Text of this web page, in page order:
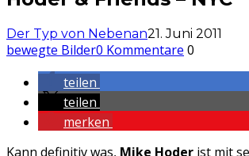
Der Typ von Nebenan21. Juni 2011
bewegte Bilder0 Kommentare 0
teilen
teilen
merken
Kann definitiv was, Mike Hoder ist mit